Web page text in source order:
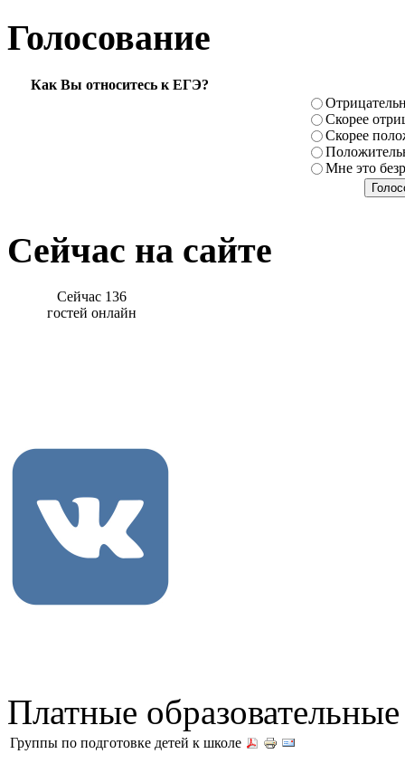
Голосование
Как Вы относитесь к ЕГЭ?
Скорее
Скорее
Мне это
Сейчас на сайте
Сейчас 136
гостей онлайн
Платные
Группы по подготовке детей к школе